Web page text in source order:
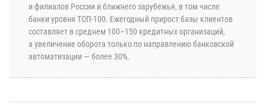
и филиалов России и ближнего зарубежья, в том числе
банки уровня TОП-100. Ежегодный прирост базы клиентов
составляет в среднем 100–150 кредитных организаций,
а увеличение оборота только по направлению банковской
автоматизации — более 30%.